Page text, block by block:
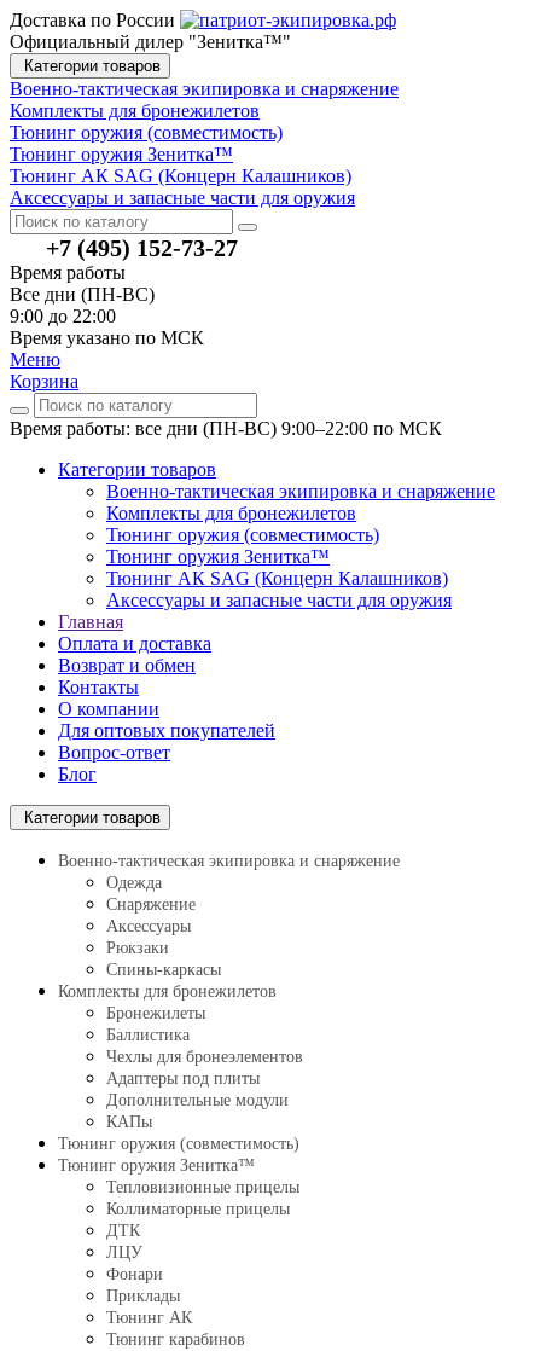
Доставка по России
Официальный дилер "Зенитка™"
Категории товаров
Военно-тактическая экипировка и снаряжение
Комплекты для бронежилетов
Тюнинг оружия (совместимость)
Тюнинг оружия Зенитка™
Тюнинг АК SAG (Концерн Калашников)
Аксессуары и запасные части для оружия
+7 (495) 152-73-27
Время работы
Все дни (ПН-ВС)
9:00 до 22:00
Время указано по МСК
Меню
Корзина
Время работы: все дни (ПН-ВС) 9:00–22:00 по МСК
Категории товаров
Военно-тактическая экипировка и снаряжение
Комплекты для бронежилетов
Тюнинг оружия (совместимость)
Тюнинг оружия Зенитка™
Тюнинг АК SAG (Концерн Калашников)
Аксессуары и запасные части для оружия
Главная
Оплата и доставка
Возврат и обмен
Контакты
О компании
Для оптовых покупателей
Вопрос-ответ
Блог
Категории товаров
Военно-тактическая экипировка и снаряжение
Одежда
Снаряжение
Аксессуары
Рюкзаки
Спины-каркасы
Комплекты для бронежилетов
Бронежилеты
Баллистика
Чехлы для бронеэлементов
Адаптеры под плиты
Дополнительные модули
КАПы
Тюнинг оружия (совместимость)
Тюнинг оружия Зенитка™
Тепловизионные прицелы
Коллиматорные прицелы
ДТК
ЛЦУ
Фонари
Приклады
Тюнинг АК
Тюнинг карабинов